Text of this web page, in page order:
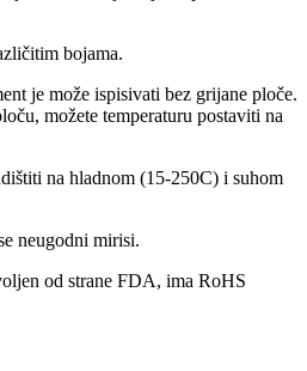
bojama.
je može ispisivati bez grijane ploče.
možete temperaturu postaviti na
na hladnom (15-250C) i suhom
neugodni mirisi.
od strane FDA, ima RoHS